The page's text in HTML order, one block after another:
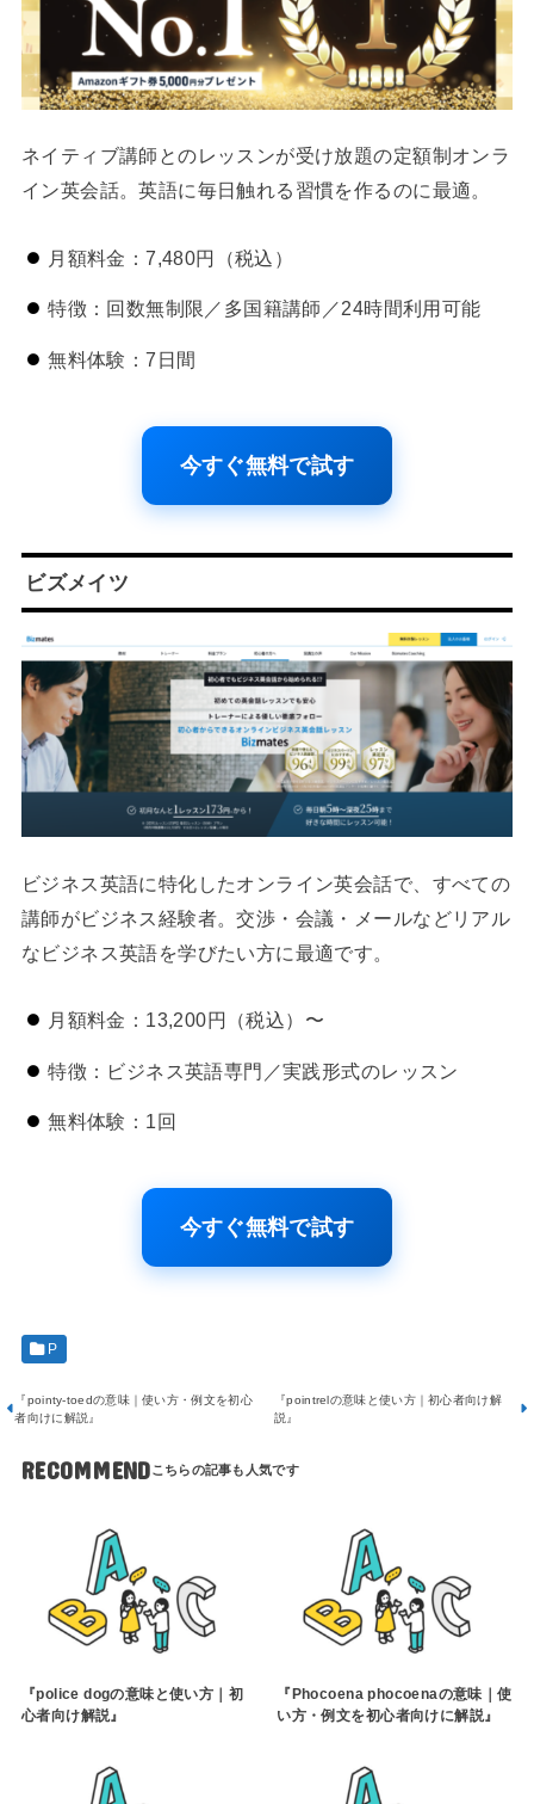
ネイティブ講師とのレッスンが受け放題の定額制オンラ
イン英会話。英語に毎日触れる習慣を作るのに最適。
月額料金：7,480円（税込）
特徴：回数無制限／多国籍講師／24時間利用可能
無料体験：7日間
今すぐ無料で試す
ビズメイツ
ビジネス英語に特化したオンライン英会話で、すべての
講師がビジネス経験者。交渉・会議・メールなどリアル
なビジネス英語を学びたい方に最適です。
月額料金：13,200円（税込）〜
特徴：ビジネス英語専門／実践形式のレッスン
無料体験：1回
今すぐ無料で試す
P
『pointy-toedの意味｜使い方・例文を初心
者向けに解説』
『pointrelの意味と使い方｜初心者向け解
説』
RECOMMEND
『police dogの意味と使い方｜初
心者向け解説』
『Phocoena phocoenaの意味｜使
い方・例文を初心者向けに解説』